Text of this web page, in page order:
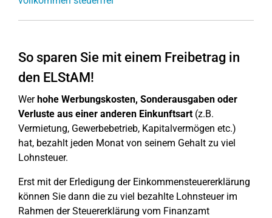
So sparen Sie mit einem Freibetrag in
den ELStAM!
Werhohe Werbungskosten, Sonderausgaben oder
Verluste aus einer anderen Einkunftsart(z.B.
Vermietung, Gewerbebetrieb, Kapitalvermögen etc.)
hat, bezahlt jeden Monat von seinem Gehalt zu viel
Lohnsteuer.
Erst mit der Erledigung der Einkommensteuererklärung
können Sie dann die zu viel bezahlte Lohnsteuer im
Rahmen der Steuererklärung vom Finanzamt